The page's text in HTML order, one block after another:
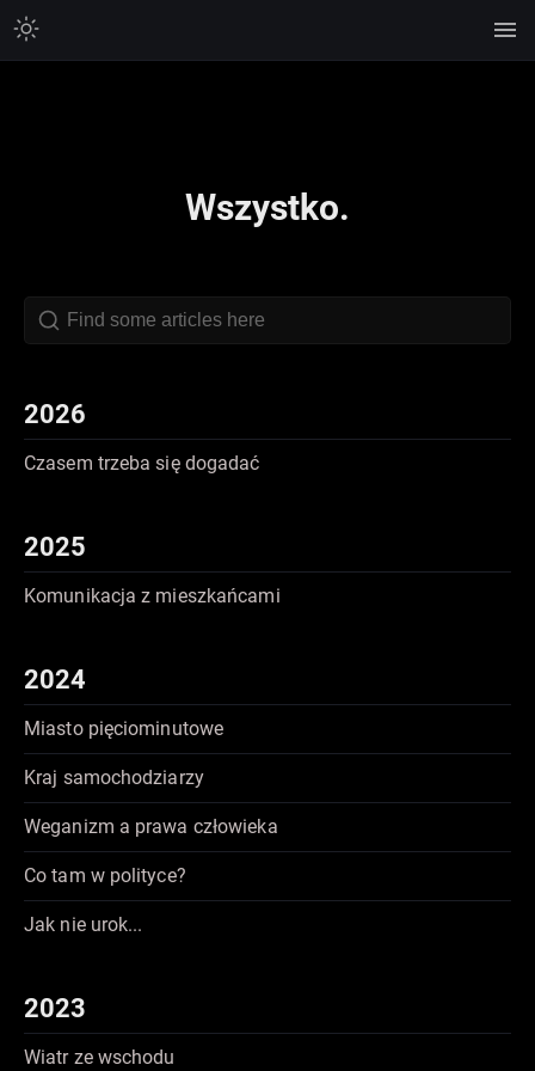
Wszystko.
2026
Czasem trzeba się dogadać
2025
Komunikacja z mieszkańcami
2024
Miasto pięciominutowe
Kraj samochodziarzy
Weganizm a prawa człowieka
Co tam w polityce?
Jak nie urok...
2023
Wiatr ze wschodu